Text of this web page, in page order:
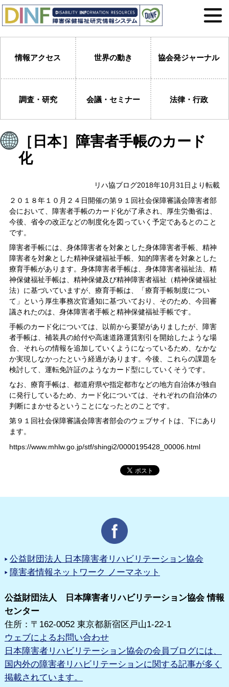
情報アクセス 世界の動き 協会発ジャーナル
調査・研究 会議・セミナー 法律・行政
［日本］障害者手帳のカード
化
リハ協ブログ2018年10月31日より転載
２０１８年１０月２４日開催の第９１回社会保障審議会障害者部
会において、障害者手帳のカード化が了承され、厚生労働省は、
今後、省令の改正などの制度化を図っていく予定であるとのこと
です。
障害者手帳には、身体障害者を対象とした身体障害者手帳、精神
障害者を対象とした精神保健福祉手帳、知的障害者を対象とした
療育手帳があります。身体障害者手帳は、身体障害者福祉法、精
神保健福祉手帳は、精神保健及び精神障害者福祉（精神保健福祉
法）に基づいていますが、療育手帳は、「療育手帳制度につい
て」という厚生事務次官通知に基づいており、そのため、今回審
議されたのは、身体障害者手帳と精神保健福祉手帳です。
手帳のカード化については、以前から要望がありましたが、障害
者手帳は、補装具の給付や高速道路運賃割引を開始したような場
合、それらの情報を追加していくようになっているため、なかな
か実現しなかったという経過があります。今後、これらの課題を
検討して、運転免許証のようなカード型にしていくそうです。
なお、療育手帳は、都道府県や指定都市などの地方自治体が独自
に発行しているため、カード化については、それぞれの自治体の
判断にまかせるということになったとのことです。
第９１回社会保障審議会障害者部会のウェブサイトは、下にあり
ます。
https://www.mhlw.go.jp/stf/shingi2/0000195428_00006.html
公益財団法人 日本障害者リハビリテーション協会
障害者情報ネットワーク ノーマネット
公益財団法人 日本障害者リハビリテーション協会 情報
センター
住所：〒162-0052 東京都新宿区戸山1-22-1
ウェブによるお問い合わせ
日本障害者リハビリテーション協会の会員ブログには、
国内外の障害者リハビリテーションに関する記事が多く
掲載されています。